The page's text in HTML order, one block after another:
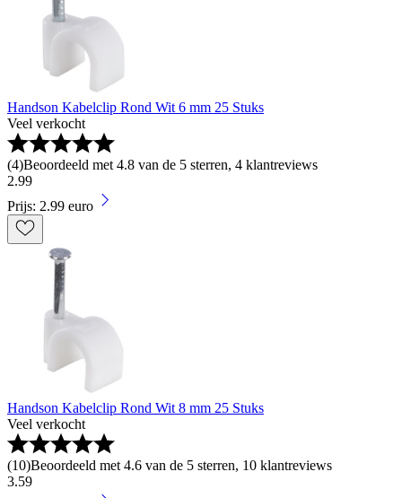
Handson Kabelclip Rond Wit 6 mm 25 Stuks
Veel verkocht
(4)Beoordeeld met 4.8 van de 5 sterren, 4 klantreviews
2.99
Prijs: 2.99 euro
Handson Kabelclip Rond Wit 8 mm 25 Stuks
Veel verkocht
(10)Beoordeeld met 4.6 van de 5 sterren, 10 klantreviews
3.59